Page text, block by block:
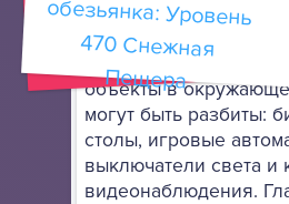
также его могучую
врагов. Игра
уровнем
объекты в
могут быть разбиты:
столы, игровые
выключатели света и
видеонаблюдения.
Пещера